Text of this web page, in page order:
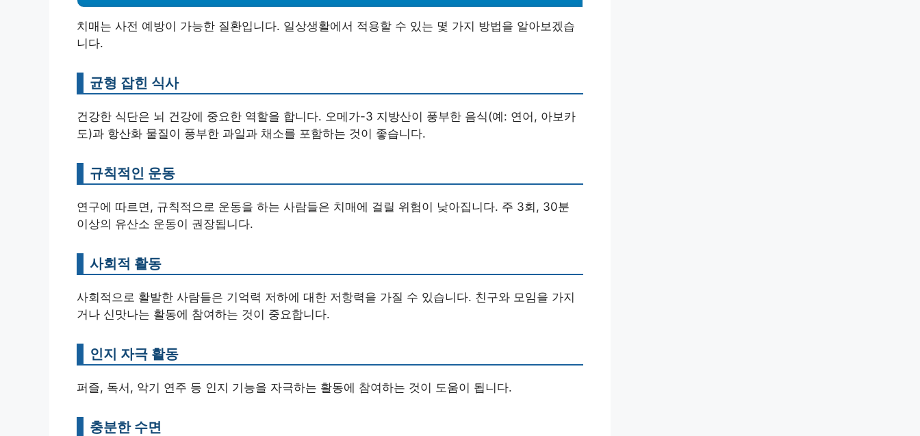
치매는 사전 예방이 가능한 질환입니다. 일상생활에서 적용할 수 있는 몇 가지 방법을 알아보겠습
니다.
균형 잡힌 식사
건강한 식단은 뇌 건강에 중요한 역할을 합니다. 오메가-3 지방산이 풍부한 음식(예: 연어, 아보카
도)과 항산화 물질이 풍부한 과일과 채소를 포함하는 것이 좋습니다.
규칙적인 운동
연구에 따르면, 규칙적으로 운동을 하는 사람들은 치매에 걸릴 위험이 낮아집니다. 주 3회, 30분
이상의 유산소 운동이 권장됩니다.
사회적 활동
사회적으로 활발한 사람들은 기억력 저하에 대한 저항력을 가질 수 있습니다. 친구와 모임을 가지
거나 신맛나는 활동에 참여하는 것이 중요합니다.
인지 자극 활동
퍼즐, 독서, 악기 연주 등 인지 기능을 자극하는 활동에 참여하는 것이 도움이 됩니다.
충분한 수면